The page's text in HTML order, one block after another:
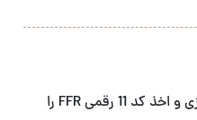
ما خدمات ثبت FDA شرکت های صنایع غذایی و فارم های کشاورزی و اخذ کد 11 رقمی FFR را